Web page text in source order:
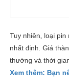
Tuy nhiên, loại
nhất định. Giá
thường và thời
Xem thêm: Bạn